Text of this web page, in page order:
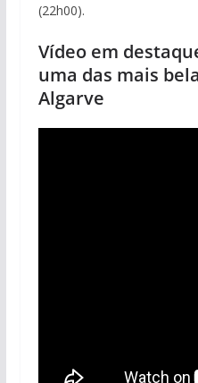
(22h00).
Vídeo em
uma das mais
Algarve